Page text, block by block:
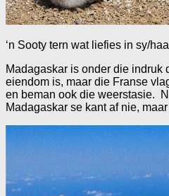
‘n Sooty tern wat liefies in sy/
Madagaskar is onder die indruk
eiendom is, maar die Franse
en beman ook die weerstasie.
Madagaskar se kant af nie,